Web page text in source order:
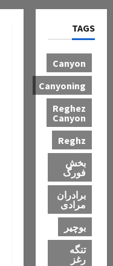
TAGS
Canyon
Canyoning
Reghez
Canyon
Reghz
بخش
فورگ
برادران
مرادی
بوچیر
تنگه
رغز